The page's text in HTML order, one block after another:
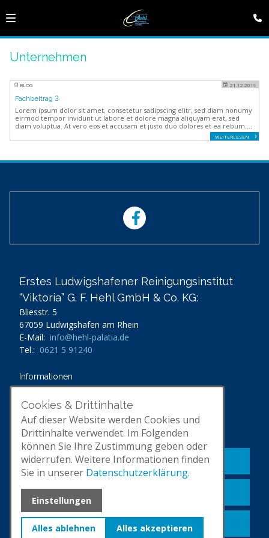
Unternehmen
BLOG 21.12.2019
Fachbeitrag 3
Lorem ipsum dolor sit amet, consetetur sadipscing elitr, sed diam nonumy
eirmod tempor invidunt ut labore et dolore magna aliquyam erat, sed
diam voluptua. At vero eos et accusam et justo duo dolores et ea rebum.
WEITERLESEN
Erstes Ludwigshafener Reinigungsinstitut
“Viktoria” G. F. Hehl GmbH & Co. KG:
Bliesstr. 5
67059 Ludwigshafen am Rhein
E-Mail: info@hehl-palatia.de
Tel.: 0621 5 91240
Informationen
Unternehmen
Unsere Leistungen
Impressum
Datenschutz
Kontakt aufnehmen
Unternehmen kennenlernen
Leistungen ansehen
Cookies & Drittinhalte
Auf dieser Website werden Cookies und
Drittinhalte verwendet. Im Folgenden
können Sie Ihre Zustimmung geben oder
widerrufen. Weitere Informationen finden
Sie in unserer Datenschutzerklärung.
Einstellungen
Alles ablehnen Alles akzeptieren